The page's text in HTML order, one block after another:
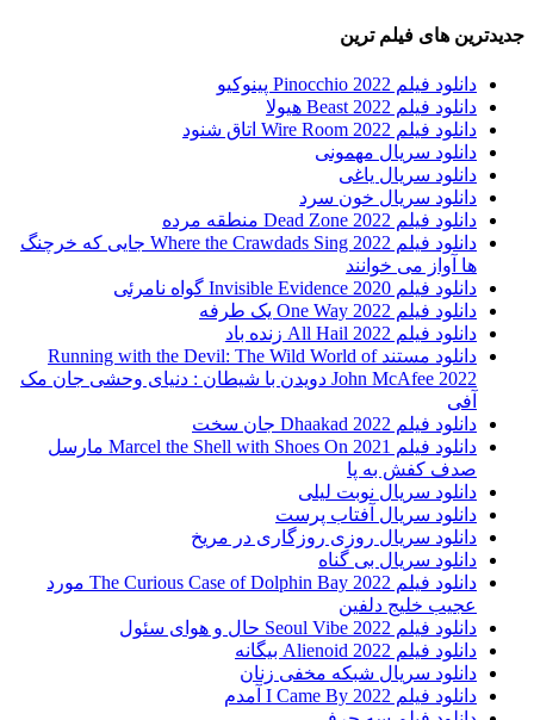
جدیدترین های فیلم ترین
دانلود فیلم Pinocchio 2022 پینوکیو
دانلود فیلم Beast 2022 هیولا
دانلود فیلم Wire Room 2022 اتاق شنود
دانلود سریال مهمونی
دانلود سریال یاغی
دانلود سریال خون سرد
دانلود فیلم 2022 Dead Zone منطقه مرده
دانلود فیلم Where the Crawdads Sing 2022 جایی که خرچنگ
ها آواز می خوانند
دانلود فیلم 2020 Invisible Evidence گواه نامرئی
دانلود فیلم One Way 2022 یک طرفه
دانلود فیلم All Hail 2022 زنده باد
دانلود مستند Running with the Devil: The Wild World of
John McAfee 2022 دویدن با شیطان : دنیای وحشی جان مک
آفی
دانلود فیلم Dhaakad 2022 جان سخت
دانلود فیلم Marcel the Shell with Shoes On 2021 مارسل
صدف کفش به پا
دانلود سریال نوبت لیلی
دانلود سریال آفتاب پرست
دانلود سریال روزی روزگاری در مریخ
دانلود سریال بی گناه
دانلود فیلم The Curious Case of Dolphin Bay 2022 مورد
عجیب خلیج دلفین
دانلود فیلم Seoul Vibe 2022 حال و هوای سئول
دانلود فیلم Alienoid 2022 بیگانه
دانلود سریال شبکه مخفی زنان
دانلود فیلم I Came By 2022 آمدم